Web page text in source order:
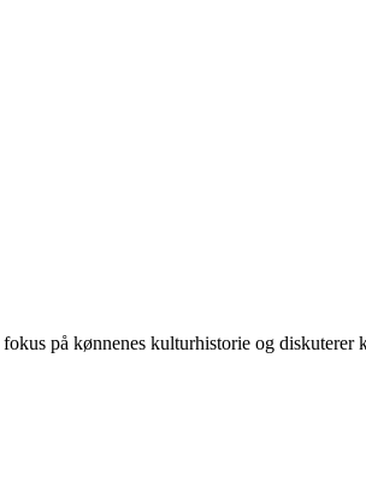
på kønnenes kulturhistorie og diskuterer